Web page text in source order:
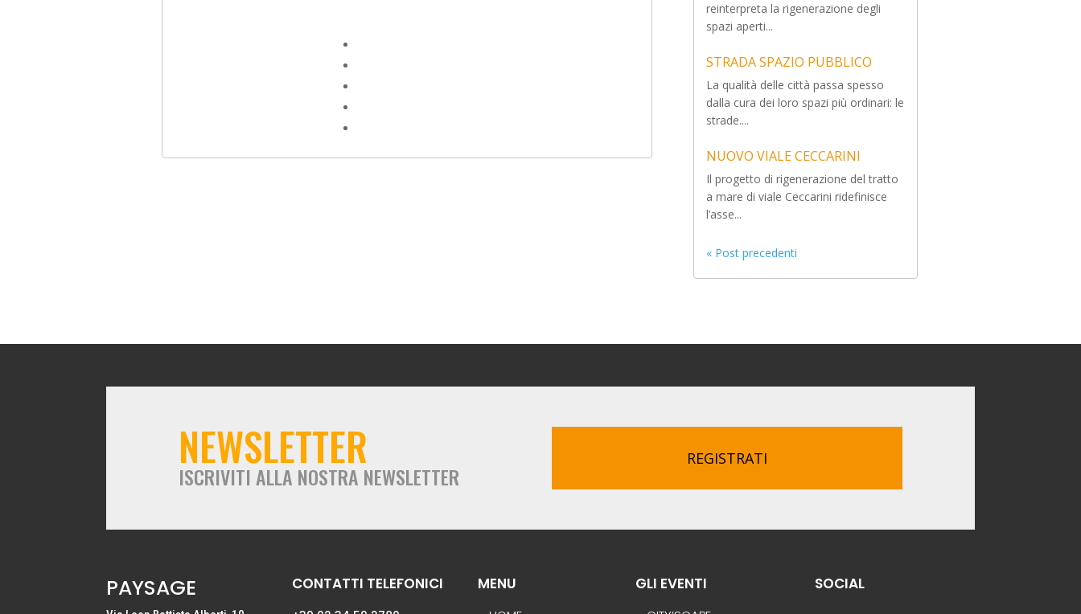
reinterpreta la rigenerazione degli
spazi aperti...
STRADA SPAZIO PUBBLICO
La qualità delle città passa spesso
dalla cura dei loro spazi più ordinari: le
strade....
NUOVO VIALE CECCARINI
Il progetto di rigenerazione del tratto
a mare di viale Ceccarini ridefinisce
l’asse...
« Post precedenti
NEWSLETTER
ISCRIVITI ALLA NOSTRA NEWSLETTER
REGISTRATI
PAYSAGE CONTATTI TELEFONICI MENU GLI EVENTI SOCIAL